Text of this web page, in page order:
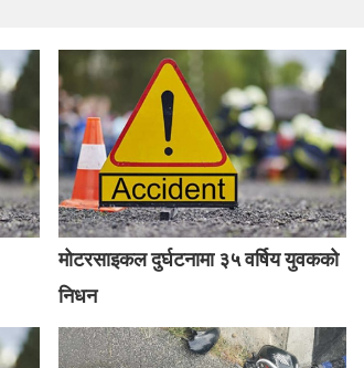
मोटरसाइकल दुर्घटनामा ३५ वर्षिय युवकको
निधन